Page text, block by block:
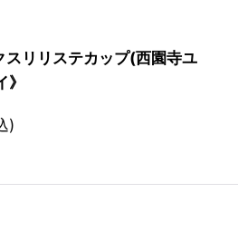
スリリステカップ(西園寺ユ
)